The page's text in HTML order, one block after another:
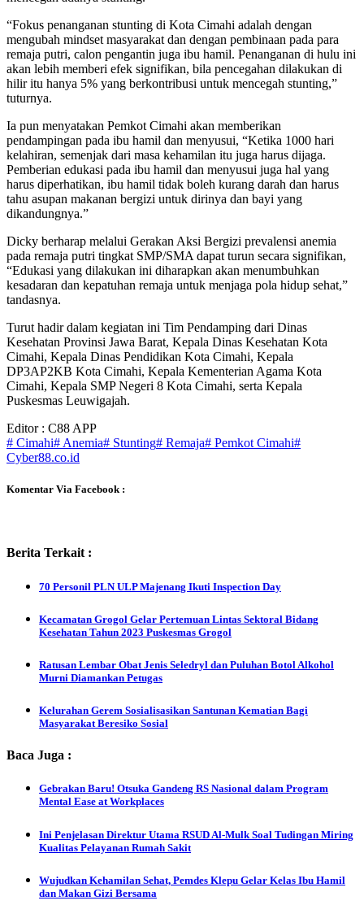
“Fokus penanganan stunting di Kota Cimahi adalah dengan
mengubah mindset masyarakat dan dengan pembinaan pada para
remaja putri, calon pengantin juga ibu hamil. Penanganan di hulu ini
akan lebih memberi efek signifikan, bila pencegahan dilakukan di
hilir itu hanya 5% yang berkontribusi untuk mencegah stunting,”
tuturnya.
Ia pun menyatakan Pemkot Cimahi akan memberikan
pendampingan pada ibu hamil dan menyusui, “Ketika 1000 hari
kelahiran, semenjak dari masa kehamilan itu juga harus dijaga.
Pemberian edukasi pada ibu hamil dan menyusui juga hal yang
harus diperhatikan, ibu hamil tidak boleh kurang darah dan harus
tahu asupan makanan bergizi untuk dirinya dan bayi yang
dikandungnya.”
Dicky berharap melalui Gerakan Aksi Bergizi prevalensi anemia
pada remaja putri tingkat SMP/SMA dapat turun secara signifikan,
“Edukasi yang dilakukan ini diharapkan akan menumbuhkan
kesadaran dan kepatuhan remaja untuk menjaga pola hidup sehat,”
tandasnya.
Turut hadir dalam kegiatan ini Tim Pendamping dari Dinas
Kesehatan Provinsi Jawa Barat, Kepala Dinas Kesehatan Kota
Cimahi, Kepala Dinas Pendidikan Kota Cimahi, Kepala
DP3AP2KB Kota Cimahi, Kepala Kementerian Agama Kota
Cimahi, Kepala SMP Negeri 8 Kota Cimahi, serta Kepala
Puskesmas Leuwigajah.
Editor : C88 APP
# Cimahi# Anemia# Stunting# Remaja# Pemkot Cimahi#
Cyber88.co.id
Komentar Via Facebook :
Berita Terkait :
70 Personil PLN ULP Majenang Ikuti Inspection Day
Kecamatan Grogol Gelar Pertemuan Lintas Sektoral Bidang
Kesehatan Tahun 2023 Puskesmas Grogol
Ratusan Lembar Obat Jenis Seledryl dan Puluhan Botol Alkohol
Murni Diamankan Petugas
Kelurahan Gerem Sosialisasikan Santunan Kematian Bagi
Masyarakat Beresiko Sosial
Baca Juga :
Gebrakan Baru! Otsuka Gandeng RS Nasional dalam Program
Mental Ease at Workplaces
Ini Penjelasan Direktur Utama RSUD Al-Mulk Soal Tudingan Miring
Kualitas Pelayanan Rumah Sakit
Wujudkan Kehamilan Sehat, Pemdes Klepu Gelar Kelas Ibu Hamil
dan Makan Gizi Bersama